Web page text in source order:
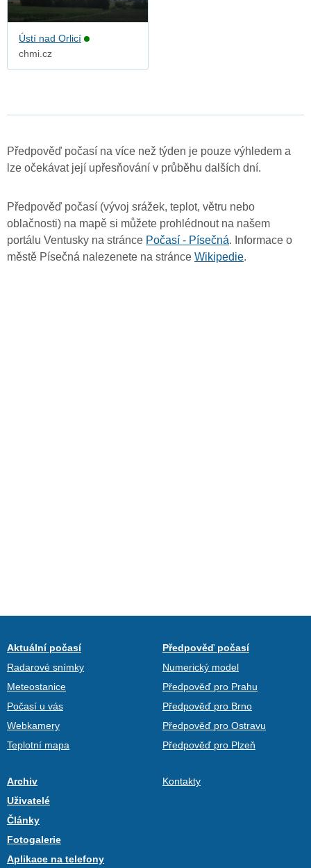
Ústí nad Orlicí
chmi.cz
Předpověď počasí na více než týden je pouze výhledem a
lze očekávat její upřesňování v průběhu dalších dní.
Předpověď počasí (vývoj srážek, teplot, větru nebo
oblačnosti) na mapě si můžete prohlédnout na našem
portálu Ventusky na stránce Počasí - Písečná. Informace o
městě Písečná nalezenete na stránce Wikipedie.
Aktuální počasí
Radarové snímky
Meteostanice
Počasí u vás
Webkamery
Teplotní mapa
Předpověď počasí
Numerický model
Předpověď pro Prahu
Předpověď pro Brno
Předpověď pro Ostravu
Předpověď pro Plzeň
Archiv
Uživatelé
Články
Fotogalerie
Aplikace na telefony
Kontakty